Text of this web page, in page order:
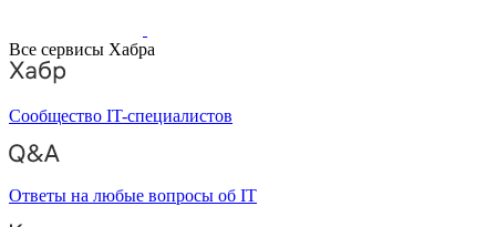
Все сервисы Хабра
Сообщество IT-специалистов
Ответы на любые вопросы об IT